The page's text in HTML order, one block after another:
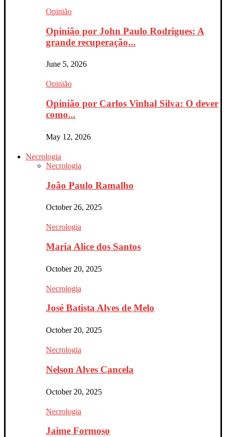
Opinião
Opinião por John Paulo Rodrigues: A
grande recuperação...
June 5, 2026
Opinião
Opinião por Carlos Vinhal Silva: O dever
como...
May 12, 2026
Necrologia
Necrologia
João Paulo Ramalho
October 26, 2025
Necrologia
Maria Alice dos Santos
October 20, 2025
Necrologia
José Batista Alves de Melo
October 20, 2025
Necrologia
Nelson Alves Cancela
October 20, 2025
Necrologia
Jaime Formoso